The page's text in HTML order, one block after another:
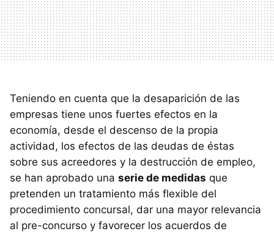
Teniendo en cuenta que la desaparición de las
empresas tiene unos fuertes efectos en la
economía, desde el descenso de la propia
actividad, los efectos de las deudas de éstas
sobre sus acreedores y la destrucción de empleo,
se han aprobado una serie de medidas que
pretenden un tratamiento más flexible del
procedimiento concursal, dar una mayor relevancia
al pre-concurso y favorecer los acuerdos de